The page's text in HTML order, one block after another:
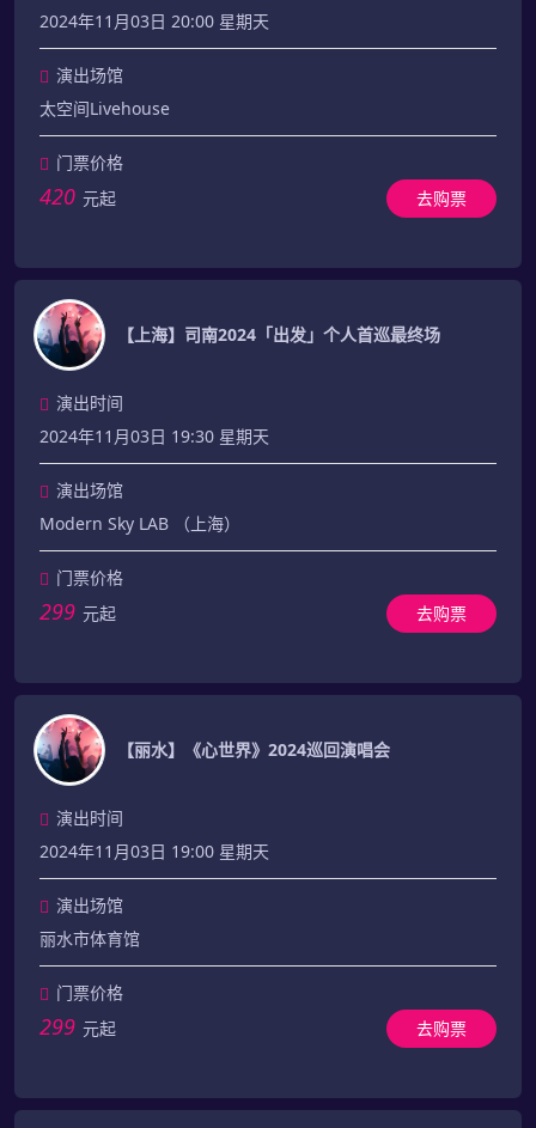
2024年11月03日 20:00 星期天
演出场馆
太空间Livehouse
门票价格
420 元起 去购票
【上海】司南2024「出发」个人首巡最终场
演出时间
2024年11月03日 19:30 星期天
演出场馆
Modern Sky LAB （上海）
门票价格
299 元起 去购票
【丽水】《心世界》2024巡回演唱会
演出时间
2024年11月03日 19:00 星期天
演出场馆
丽水市体育馆
门票价格
299 元起 去购票